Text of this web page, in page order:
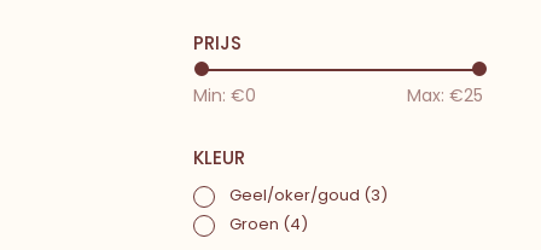
PRIJS
Min: €0 Max: €25
KLEUR
Geel/oker/goud (3)
Groen (4)